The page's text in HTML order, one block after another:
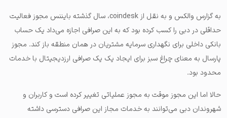
به گزارس والکس و به نقل از coindesk، سال گذشته بایننس مجوز فعالیت
حداقلی در دبی را کسب کرده بود که به این صرافی اجازه می‌داد یک حساب
بانکی داخلی برای نگهداری سرمایه مشتریان در همان منطقه باز کند. مجوز
پارسال به معنای چراغ سبز برای ایجاد یک یک صرافی ارزدیجیتال با خدمات
محدود بود.
حالا اما این مجوز موقت به مجوز عملیاتی تغییر کرده است و کاربران و
شهروندان دبی می‌توانند به خدمات مجاز این صرافی دسترسی داشته